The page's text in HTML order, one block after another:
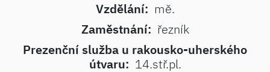
Vzdělání: mě.
Zaměstnání: řezník
Prezenční služba u rakousko-uherského
útvaru: 14.stř.pl.